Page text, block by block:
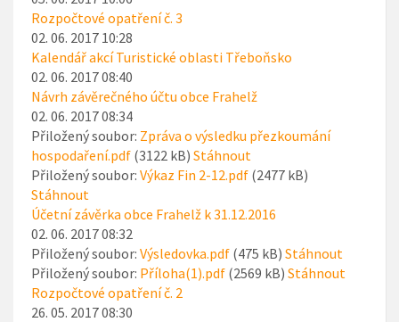
Rozpočtové opatření č. 3
02. 06. 2017 10:28
Kalendář akcí Turistické oblasti Třeboňsko
02. 06. 2017 08:40
Návrh závěrečného účtu obce Frahelž
02. 06. 2017 08:34
Přiložený soubor: Zpráva o výsledku přezkoumání
hospodaření.pdf (3122 kB) Stáhnout
Přiložený soubor: Výkaz Fin 2-12.pdf (2477 kB)
Stáhnout
Účetní závěrka obce Frahelž k 31.12.2016
02. 06. 2017 08:32
Přiložený soubor: Výsledovka.pdf (475 kB) Stáhnout
Přiložený soubor: Příloha(1).pdf (2569 kB) Stáhnout
Rozpočtové opatření č. 2
26. 05. 2017 08:30